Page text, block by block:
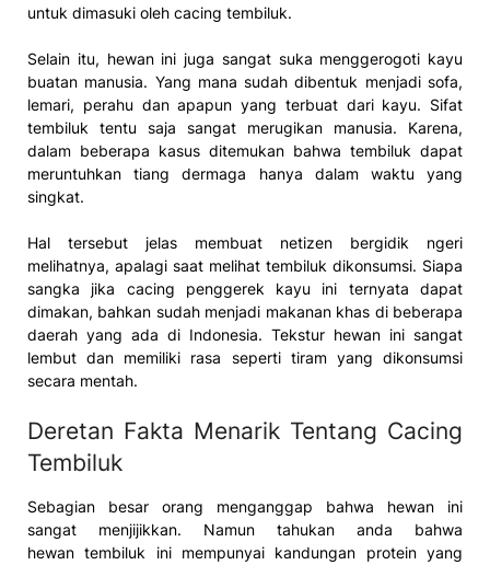
untuk dimasuki oleh cacing tembiluk.
Selain itu, hewan ini juga sangat suka menggerogoti kayu
buatan manusia. Yang mana sudah dibentuk menjadi sofa,
lemari, perahu dan apapun yang terbuat dari kayu. Sifat
tembiluk tentu saja sangat merugikan manusia. Karena,
dalam beberapa kasus ditemukan bahwa tembiluk dapat
meruntuhkan tiang dermaga hanya dalam waktu yang
singkat.
Hal tersebut jelas membuat netizen bergidik ngeri
melihatnya, apalagi saat melihat tembiluk dikonsumsi. Siapa
sangka jika cacing penggerek kayu ini ternyata dapat
dimakan, bahkan sudah menjadi makanan khas di beberapa
daerah yang ada di Indonesia. Tekstur hewan ini sangat
lembut dan memiliki rasa seperti tiram yang dikonsumsi
secara mentah.
Deretan Fakta Menarik Tentang Cacing
Tembiluk
Sebagian besar orang menganggap bahwa hewan ini
sangat menjijikkan. Namun tahukan anda bahwa
hewan tembiluk ini mempunyai kandungan protein yang